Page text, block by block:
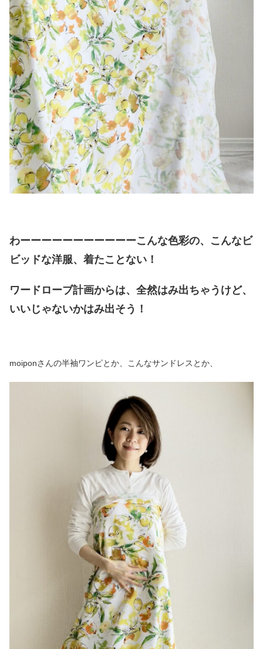
わーーーーーーーーーーーこんな色彩の、こんなビ
ビッドな洋服、着たことない！
ワードローブ計画からは、全然はみ出ちゃうけど、
いいじゃないかはみ出そう！
moiponさんの半袖ワンピとか、こんなサンドレスとか、